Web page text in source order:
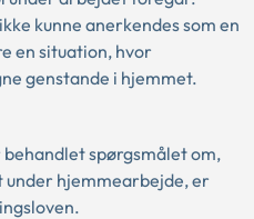
kunne anerkendes som en
en situation, hvor
genstande i hjemmet.
spørgsmålet om,
under hjemmearbejde, er